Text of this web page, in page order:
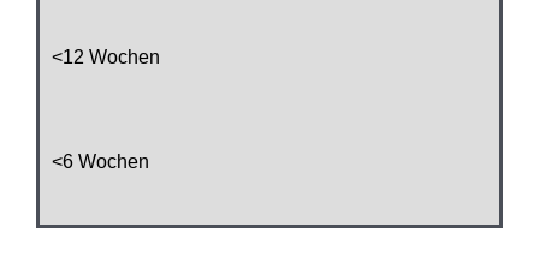
<12 Wochen
<6 Wochen